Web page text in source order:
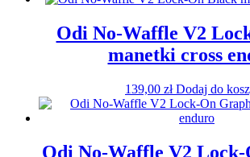
Odi No-Waffle V2
manetki cross
139,00 zł Dodaj do
Odi No-Waffle V2